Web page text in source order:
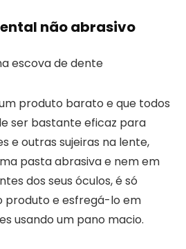
não abrasivo
produto barato e que todos
ser bastante eficaz para
e outras sujeiras na lente,
pasta abrasiva e nem em
dos seus óculos, é só
produto e esfregá-lo em
usando um pano macio.